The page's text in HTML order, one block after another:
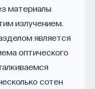
материалы
излучением.
является
оптического
сотен
запускает
поиска и найма
Technology,